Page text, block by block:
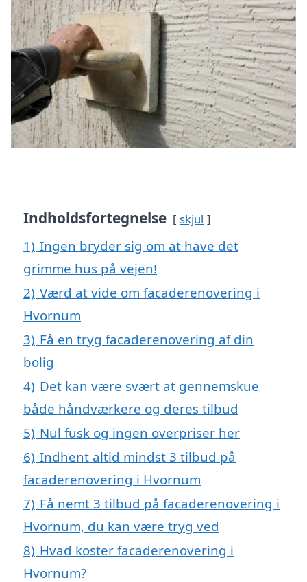
Indholdsfortegnelse skjul
1) Ingen bryder sig om at have det
grimme hus på vejen!
2) Værd at vide om facaderenovering i
Hvornum
3) Få en tryg facaderenovering af din
bolig
4) Det kan være svært at gennemskue
både håndværkere og deres tilbud
5) Nul fusk og ingen overpriser her
6) Indhent altid mindst 3 tilbud på
facaderenovering i Hvornum
7) Få nemt 3 tilbud på facaderenovering i
Hvornum, du kan være tryg ved
8) Hvad koster facaderenovering i
Hvornum?